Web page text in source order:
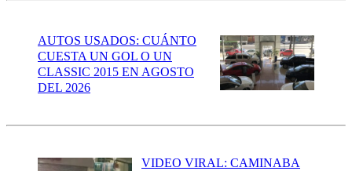
AUTOS USADOS: CUÁNTO
CUESTA UN GOL O UN
CLASSIC 2015 EN AGOSTO
DEL 2026
VIDEO VIRAL: CAMINABA